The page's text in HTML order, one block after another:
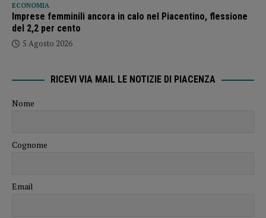
ECONOMIA
Imprese femminili ancora in calo nel Piacentino, flessione
del 2,2 per cento
5 Agosto 2026
RICEVI VIA MAIL LE NOTIZIE DI PIACENZA
Nome
Cognome
Email